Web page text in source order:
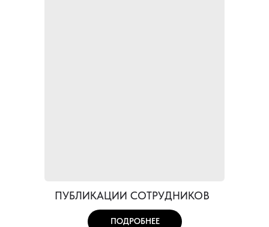
ПУБЛИКАЦИИ СОТРУДНИКОВ
ПОДРОБНЕЕ